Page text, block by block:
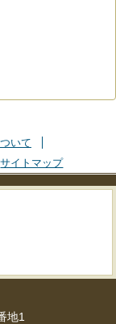
いて
サイトマップ
地1